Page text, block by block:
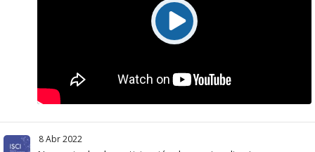
8 Abr 2022